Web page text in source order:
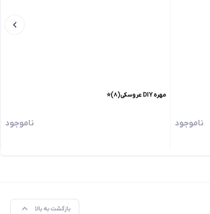
ناموجود
مهره DIY عروسکی(۸)⭐️
ناموجود
بازگشت به بالا